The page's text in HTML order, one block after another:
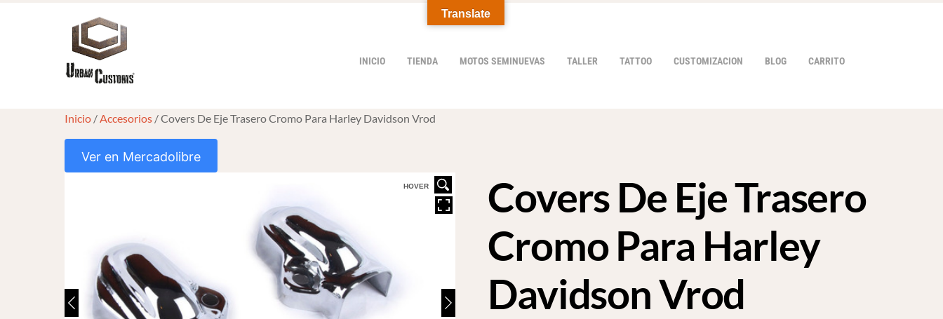
INICIO TIENDA MOTOS SEMINUEVAS TALLER TATTOO CUSTOMIZACION BLOG CARRITO
Inicio /Accesorios / Covers De Eje Trasero Cromo Para Harley Davidson Vrod
Ver en Mercadolibre
HOVER
Covers De Eje Trasero
Cromo Para Harley
Davidson Vrod
Translate